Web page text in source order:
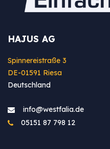
HAJUS AG
Spinnereistraße 3
DE-01591 Riesa
Deutschland
info@westfa​lia.de
05151 87 798 12